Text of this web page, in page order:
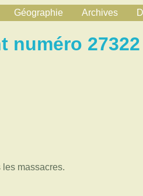
Géographie Archives
numéro 27322
massacres.